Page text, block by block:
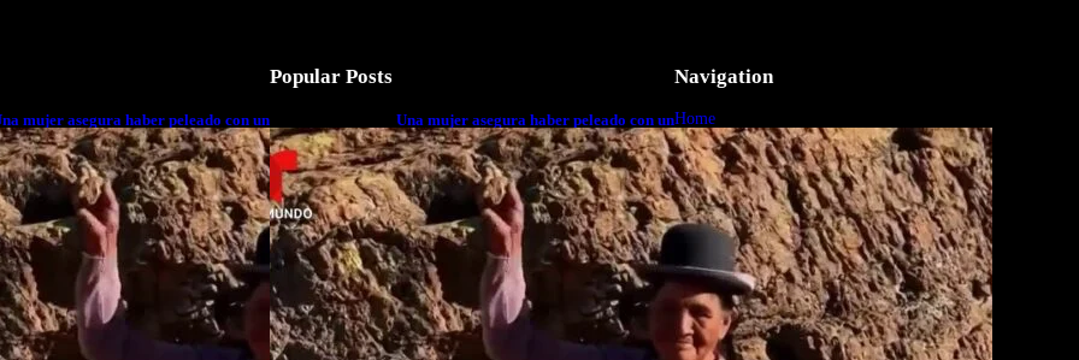
mujer asegura haber peleado con un
cuerpo a cuerpo
Popular Posts
Una mujer asegura haber peleado con un
extraterrestre cuerpo a cuerpo
Navigation
Home
Business
Lifestyle
Magazine
Photography
Travel
Technology